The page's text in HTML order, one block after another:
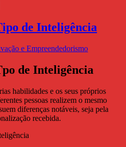
de Inteligência
e Empreendedorismo
de Inteligência
habilidades e os seus próprios
pessoas realizem o mesmo
diferenças notáveis, seja pela
recebida.